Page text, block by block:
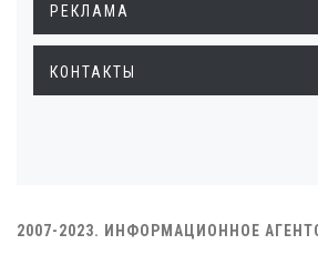
РЕКЛАМА
КОНТАКТЫ
2007-2023. ИНФОРМАЦИОННОЕ